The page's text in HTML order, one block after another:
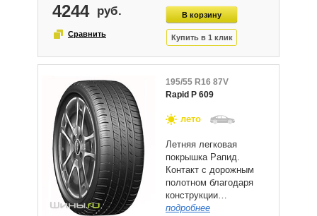
4244
195/55 R16 87V
Rapid P 609
лето
Летняя легковая
покрышка Рапид.
Контакт с дорожным
полотном благодаря
конструкции…
подробнее